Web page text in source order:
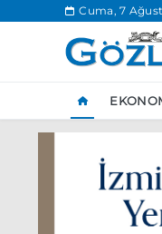
Cuma, 7